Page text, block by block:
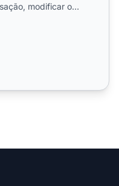
modificar o